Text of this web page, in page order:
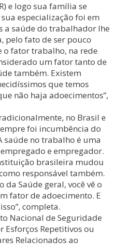
e logo sua família se
especialização foi em
a saúde do trabalhador lhe
pelo fato de ser pouco
o fator trabalho, na rede
um fator tanto de
também. Existem
que temos
não haja adoecimentos”,
no Brasil e
foi incumbência do
saúde no trabalho é uma
e empregador.
brasileira mudou
responsável também.
Saúde geral, você vê o
fator de adoecimento. E
completa.
Nacional de Seguridade
Esforços Repetitivos ou
Relacionados ao